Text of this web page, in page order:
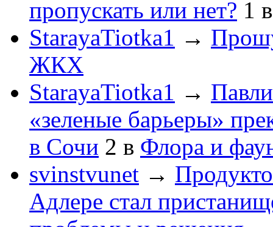
пропускать или нет? 1
StarayaTiotka1 →
ЖКХ
StarayaTiotka1 →
«зеленые барьеры»
в Сочи 2 в Флора и
svinstvunet →
Адлере стал